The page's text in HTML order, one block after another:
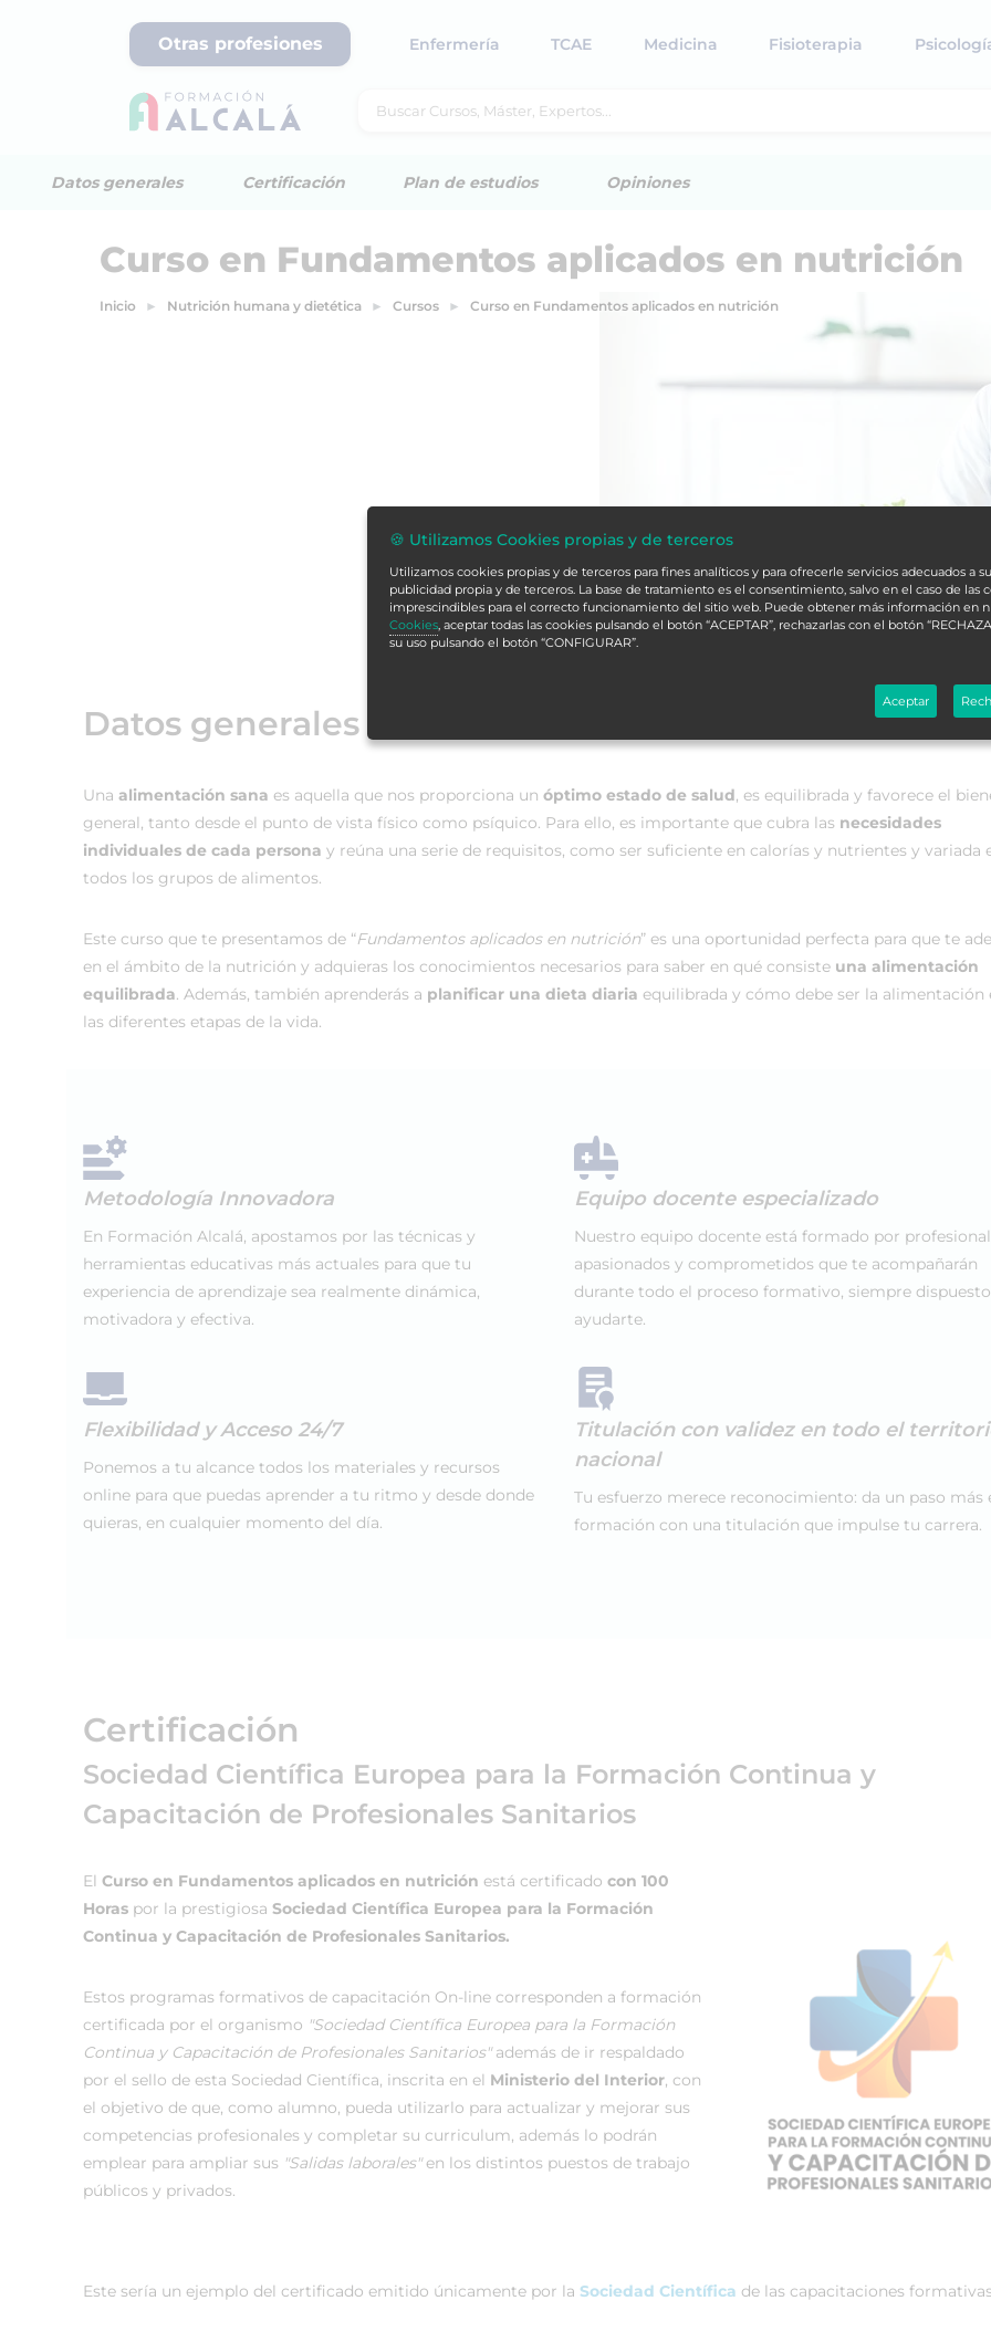
Otras profesiones Enfermería TCAE Medicina Fisioterapia
Datos generales Certificación Plan de estudios Opiniones
Curso en Fundamentos aplicados en nutrición
Inicio Nutrición humana y dietética Cursos Curso en Fundamentos aplicados en nutrición
Datos generales
Una alimentación sana es aquella que nos proporciona un óptimo estado de salud, es equilibrada y favorece el
general, tanto desde el punto de vista físico como psíquico. Para ello, es importante que cubra las necesidades
individuales de cada persona y reúna una serie de requisitos, como ser suficiente en calorías y nutrientes y variada
todos los grupos de alimentos.
Este curso que te presentamos de “Fundamentos aplicados en nutrición” es una oportunidad perfecta para que te
en el ámbito de la nutrición y adquieras los conocimientos necesarios para saber en qué consiste una alimentación
equilibrada. Además, también aprenderás a planificar una dieta diaria equilibrada y cómo debe ser la alimentación
las diferentes etapas de la vida.
Metodología Innovadora
En Formación Alcalá, apostamos por las técnicas y
herramientas educativas más actuales para que tu
experiencia de aprendizaje sea realmente dinámica,
motivadora y efectiva.
Flexibilidad y Acceso 24/7
Ponemos a tu alcance todos los materiales y recursos
online para que puedas aprender a tu ritmo y desde donde
quieras, en cualquier momento del día.
Equipo docente especializado
Nuestro equipo docente está formado por
apasionados y comprometidos que te acompañarán
durante todo el proceso formativo, siempre
ayudarte.
Titulación con validez en todo el
nacional
Tu esfuerzo merece reconocimiento: da un paso más
formación con una titulación que impulse tu carrera.
Certificación
Sociedad Científica Europea para la Formación Continua y
Capacitación de Profesionales Sanitarios
El Curso en Fundamentos aplicados en nutrición está certificado con 100
Horas por la prestigiosa Sociedad Científica Europea para la Formación
Continua y Capacitación de Profesionales Sanitarios.
Estos programas formativos de capacitación On-line corresponden a formación
certificada por el organismo "Sociedad Científica Europea para la Formación
Continua y Capacitación de Profesionales Sanitarios"además de ir respaldado
por el sello de esta Sociedad Científica, inscrita en el Ministerio del Interior, con
el objetivo de que, como alumno, pueda utilizarlo para actualizar y mejorar sus
competencias profesionales y completar su curriculum, además lo podrán
emplear para ampliar sus "Salidas laborales"en los distintos puestos de trabajo
públicos y privados.
Este sería un ejemplo del certificado emitido únicamente por la Sociedad Científica de las capacitaciones
🍪 Utilizamos Cookies propias y de terceros
Utilizamos cookies propias y de terceros para fines analíticos y para ofrecerle servicios adecuados a
publicidad propia y de terceros. La base de tratamiento es el consentimiento, salvo en el caso de las
imprescindibles para el correcto funcionamiento del sitio web. Puede obtener más información en
Cookies, aceptar todas las cookies pulsando el botón “ACEPTAR”, rechazarlas con el botón
su uso pulsando el botón “CONFIGURAR”.
Aceptar